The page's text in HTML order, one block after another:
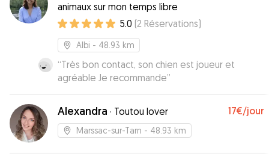
animaux sur mon temps libre
5.0 (2 Réservations)
Albi - 48.93 km
“Très bon contact, son chien est joueur et
agréable Je recommande”
Alexandra · Toutou lover 17€/jour
Marssac-sur-Tarn - 48.93 km